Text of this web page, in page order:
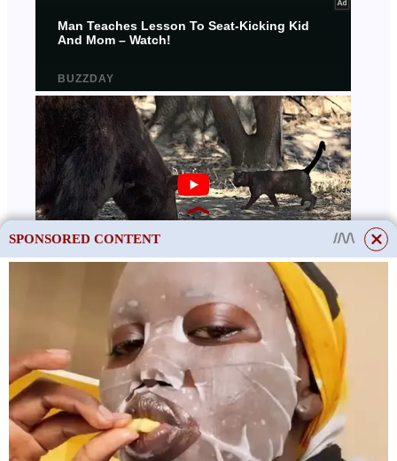
SPONSORED CONTENT